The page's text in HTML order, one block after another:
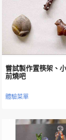
嘗試製作置筷架、
前燒吧
體驗菜單